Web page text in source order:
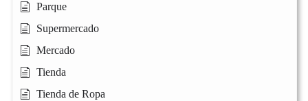
Parque
Supermercado
Mercado
Tienda
Tienda de Ropa